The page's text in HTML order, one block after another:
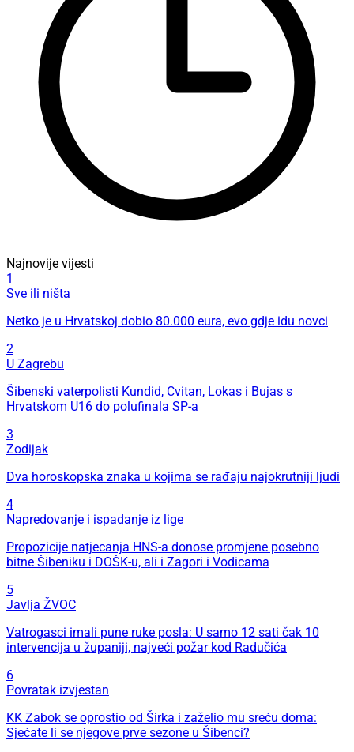
Najnovije vijesti
1
Sve ili ništa
Netko je u Hrvatskoj dobio 80.000 eura, evo gdje idu novci
2
U Zagrebu
Šibenski vaterpolisti Kundid, Cvitan, Lokas i Bujas s
Hrvatskom U16 do polufinala SP-a
3
Zodijak
Dva horoskopska znaka u kojima se rađaju najokrutniji ljudi
4
Napredovanje i ispadanje iz lige
Propozicije natjecanja HNS-a donose promjene posebno
bitne Šibeniku i DOŠK-u, ali i Zagori i Vodicama
5
Javlja ŽVOC
Vatrogasci imali pune ruke posla: U samo 12 sati čak 10
intervencija u županiji, najveći požar kod Radučića
6
Povratak izvjestan
KK Zabok se oprostio od Širka i zaželio mu sreću doma:
Sjećate li se njegove prve sezone u Šibenci?